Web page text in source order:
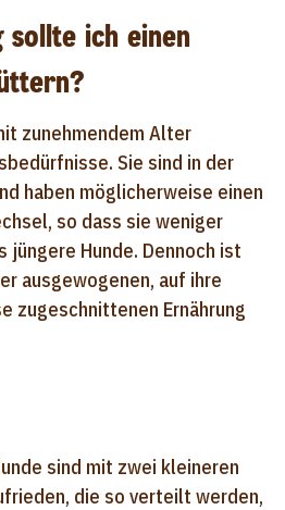
ich einen
zunehmendem Alter
Sie sind in der
haben möglicherweise einen
so dass sie weniger
jüngere Hunde. Dennoch ist
ausgewogenen, auf ihre
zugeschnittenen Ernährung
sind mit zwei kleineren
die so verteilt werden,